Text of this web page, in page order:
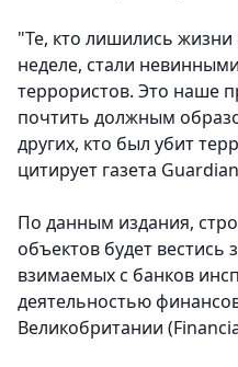
"Те, кто лишились
неделе, стали
террористов. Это наше
почтить должным
других, кто был убит
цитирует газета
По данным издания,
объектов будет вестись
взимаемых с банков
деятельностью
Великобритании